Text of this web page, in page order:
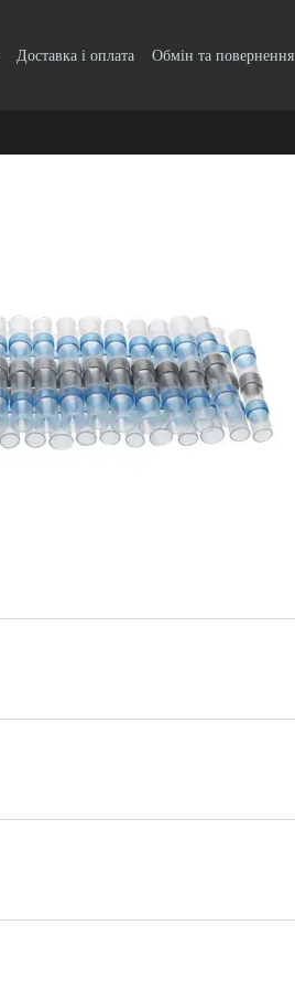
Доставка і оплата Обмін та повернення